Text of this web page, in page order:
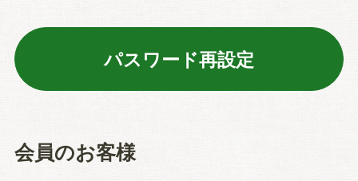
会員のお客様